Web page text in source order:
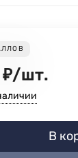
₽/шт.
В